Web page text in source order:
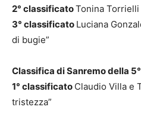
2° classificatoTonina Torrielli
3° classificato Luciana
di bugie”
Classifica di Sanremo della
1° classificato Claudio Villa e
tristezza”